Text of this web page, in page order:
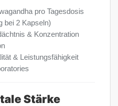
pro Tagesdosis
bei 2 Kapseln)
& Konzentration
& Leistungsfähigkeit
Stärke